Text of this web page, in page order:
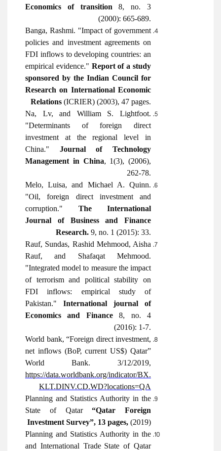
Economics of transition 8, no. 3
(2000): 665-689.
Banga, Rashmi. "Impact of government
policies and investment agreements on
FDI inflows to developing countries: an
empirical evidence." Report of a study
sponsored by the Indian Council for
Research on International Economic
Relations (ICRIER) (2003), 47 pages.
Na, Lv, and William S. Lightfoot.
"Determinants of foreign direct
investment at the regional level in
China." Journal of Technology
Management in China, 1(3), (2006),
262-78.
Melo, Luisa, and Michael A. Quinn.
"Oil, foreign direct investment and
corruption." The International
Journal of Business and Finance
Research. 9, no. 1 (2015): 33.
Rauf, Sundas, Rashid Mehmood, Aisha
Rauf, and Shafaqat Mehmood.
"Integrated model to measure the impact
of terrorism and political stability on
FDI inflows: empirical study of
Pakistan." International journal of
Economics and Finance8, no. 4
(2016): 1-7.
World bank, “Foreign direct investment,
net inflows (BoP, current US$) Qatar”
World Bank. 3/12/2019,
https://data.worldbank.org/indicator/BX.
KLT.DINV.CD.WD?locations=QA
Planning and Statistics Authority in the
State of Qatar“Qatar Foreign
Investment Survey”, 13 pages, (2019)
Planning and Statistics Authority in the
State of Qatar
and International Trade